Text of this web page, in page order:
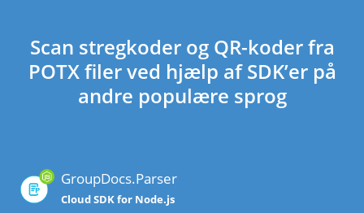
Scan stregkoder og QR-koder fra
POTX filer ved hjælp af SDK’er på
andre populære sprog
GroupDocs.Parser
Cloud SDK for Node.js